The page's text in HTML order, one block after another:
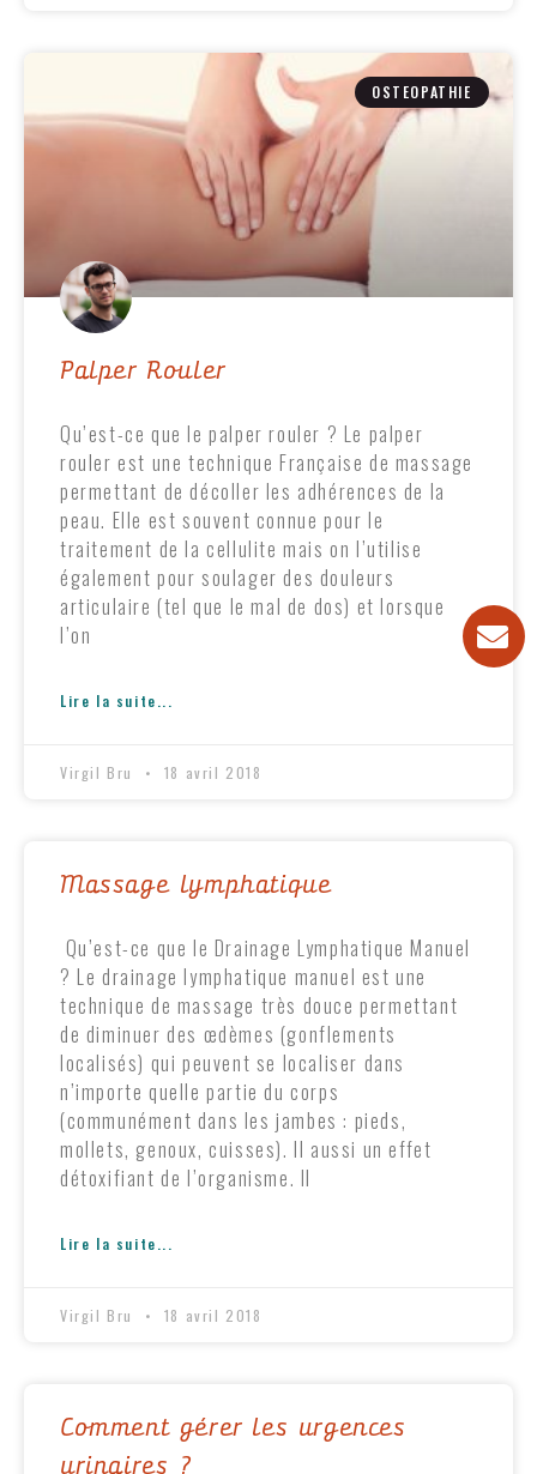
OSTEOPATHIE
Palper Rouler
Qu’est-ce que le palper rouler ? Le palper
rouler est une technique Française de massage
permettant de décoller les adhérences de la
peau. Elle est souvent connue pour le
traitement de la cellulite mais on l’utilise
également pour soulager des douleurs
articulaire (tel que le mal de dos) et lorsque
l’on
Lire la suite...
Virgil Bru 18 avril 2018
Massage lymphatique
Qu’est-ce que le Drainage Lymphatique Manuel
? Le drainage lymphatique manuel est une
technique de massage très douce permettant
de diminuer des œdèmes (gonflements
localisés) qui peuvent se localiser dans
n’importe quelle partie du corps
(communément dans les jambes : pieds,
mollets, genoux, cuisses). Il aussi un effet
détoxifiant de l’organisme. Il
Lire la suite...
Virgil Bru 18 avril 2018
Comment gérer les urgences
urinaires ?